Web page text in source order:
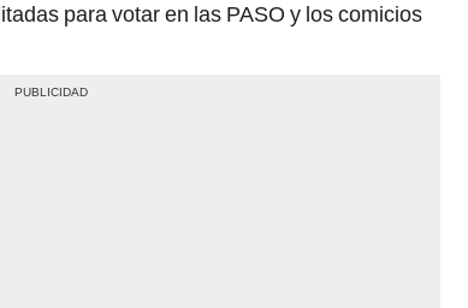
para votar en las PASO y los comicios